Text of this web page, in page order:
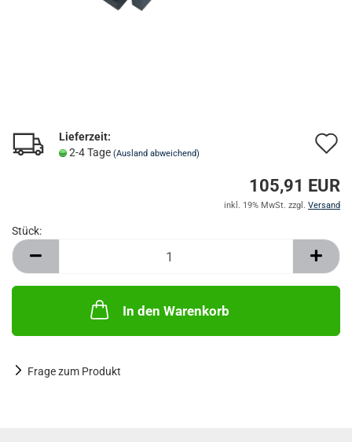
Lieferzeit:
2-4 Tage (Ausland abweichend)
105,91 EUR
inkl. 19% MwSt. zzgl. Versand
Stück:
Stück
In den Warenkorb
Frage zum Produkt